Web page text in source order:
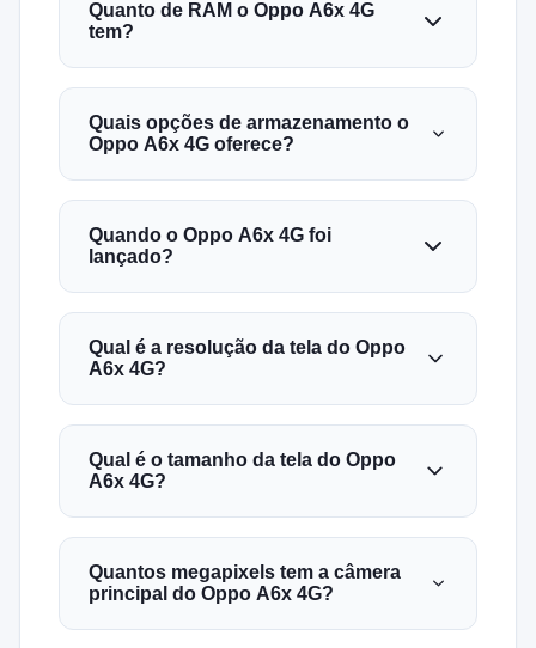
Quanto de RAM o Oppo A6x 4G
tem?
Quais opções de armazenamento o
Oppo A6x 4G oferece?
Quando o Oppo A6x 4G foi
lançado?
Qual é a resolução da tela do Oppo
A6x 4G?
Qual é o tamanho da tela do Oppo
A6x 4G?
Quantos megapixels tem a câmera
principal do Oppo A6x 4G?